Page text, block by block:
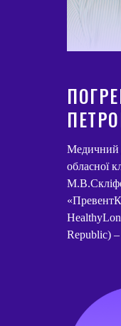
Медичний
обласної
Republic) –